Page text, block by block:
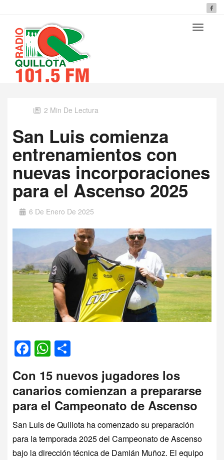
2 Min De Lectura
San Luis comienza
entrenamientos con
nuevas incorporaciones
para el Ascenso 2025
6 De Enero De 2025
Facebook
WhatsApp
Con 15 nuevos jugadores los
canarios comienzan a prepararse
para el Campeonato de Ascenso
San Luis de Quillota ha comenzado su preparación
para la temporada 2025 del Campeonato de Ascenso
bajo la dirección técnica de Damián Muñoz. El equipo